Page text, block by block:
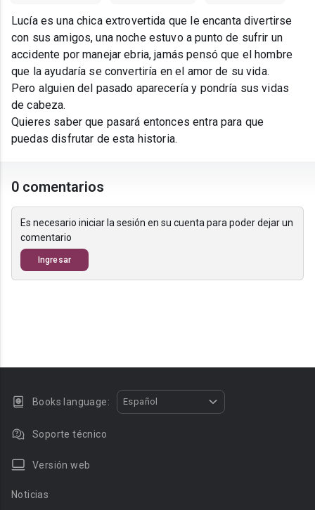
Lucía es una chica extrovertida que le encanta divertirse
con sus amigos, una noche estuvo a punto de sufrir un
accidente por manejar ebria, jamás pensó que el hombre
que la ayudaría se convertiría en el amor de su vida.
Pero alguien del pasado aparecería y pondría sus vidas
de cabeza.
Quieres saber que pasará entonces entra para que
puedas disfrutar de esta historia.
0 comentarios
Es necesario iniciar la sesión en su cuenta para poder dejar un
comentario
Ingresar
Books language: Español
Soporte técnico
Versión web
Noticias